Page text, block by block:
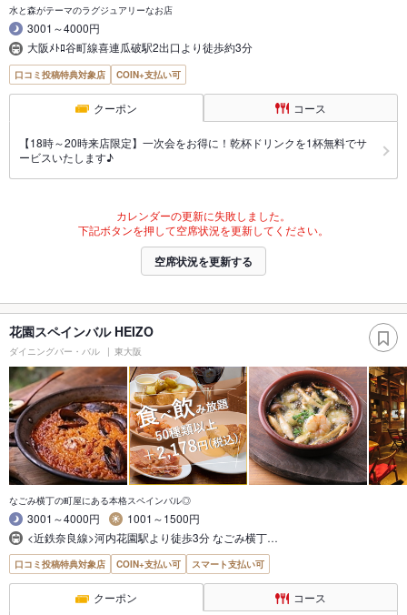
水と森がテーマのラグジュアリーなお店
3001～4000円
大阪ﾒﾄﾛ谷町線喜連瓜破駅2出口より徒歩約3分
口コミ投稿特典対象店 COIN+支払い可
クーポン コース
【18時～20時来店限定】一次会をお得に！乾杯ドリンクを1杯無料でサ
ービスいたします♪
カレンダーの更新に失敗しました。
下記ボタンを押して空席状況を更新してください。
空席状況を更新する
花園スペインバル HEIZO
ダイニングバー・バル 東大阪
なごみ横丁の町屋にある本格スペインバル◎
3001～4000円
1001～1500円
<近鉄奈良線>河内花園駅より徒歩3分 なごみ横丁…
口コミ投稿特典対象店 COIN+支払い可 スマート支払い可
クーポン コース